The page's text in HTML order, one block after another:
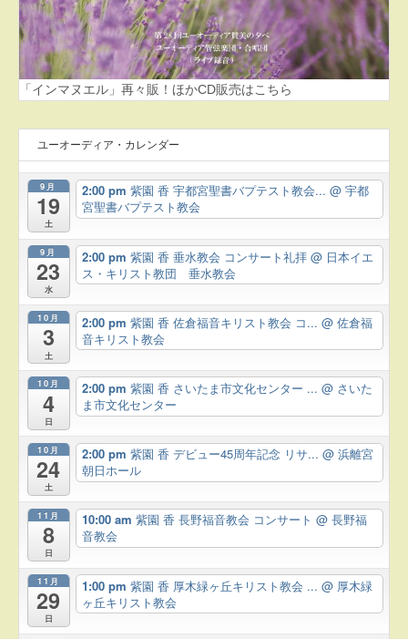
「インマヌエル」再々販！ほかCD販売はこちら
ユーオーディア・カレンダー
9月
19
土
2:00 pm 紫園 香 宇都宮聖書バプテスト教会... @ 宇都
宮聖書バプテスト教会
9月
23
水
2:00 pm 紫園 香 垂水教会 コンサート礼拝 @ 日本イエ
ス・キリスト教団 垂水教会
10月
3
土
2:00 pm 紫園 香 佐倉福音キリスト教会 コ... @ 佐倉福
音キリスト教会
10月
4
日
2:00 pm 紫園 香 さいたま市文化センター ... @ さいた
ま市文化センター
10月
24
土
2:00 pm 紫園 香 デビュー45周年記念 リサ... @ 浜離宮
朝日ホール
11月
8
日
10:00 am 紫園 香 長野福音教会 コンサート @ 長野福
音教会
11月
29
日
1:00 pm 紫園 香 厚木緑ヶ丘キリスト教会 ... @ 厚木緑
ヶ丘キリスト教会